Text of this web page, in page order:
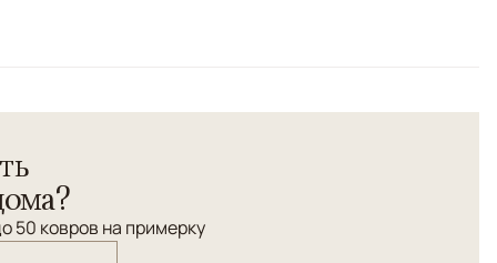
50 ковров на примерку